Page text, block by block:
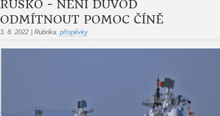
RUSKO - NENÍ DŮVOD
ODMÍTNOUT POMOC ČÍNĚ
3. 8. 2022 Rubrika: příspěvky